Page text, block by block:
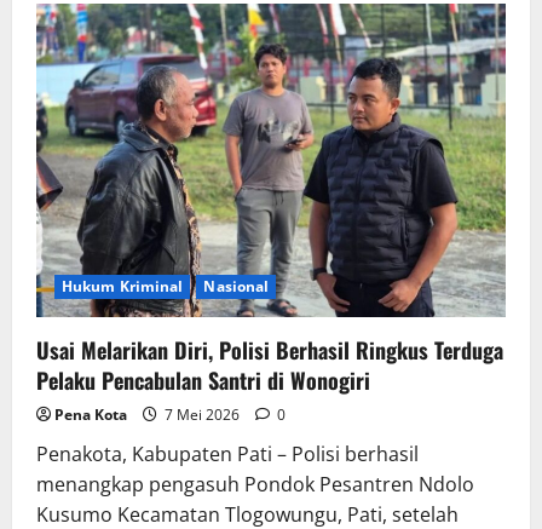
Ungkap
Modus
Pencabulan
Santri
di
Ponpes
Dholo
Kusumo
Jawa
Tengah
Hukum Kriminal Nasional
Usai Melarikan Diri, Polisi Berhasil Ringkus Terduga
Pelaku Pencabulan Santri di Wonogiri
Pena Kota 7 Mei 2026 0
Penakota, Kabupaten Pati – Polisi berhasil
menangkap pengasuh Pondok Pesantren Ndolo
Kusumo Kecamatan Tlogowungu, Pati, setelah